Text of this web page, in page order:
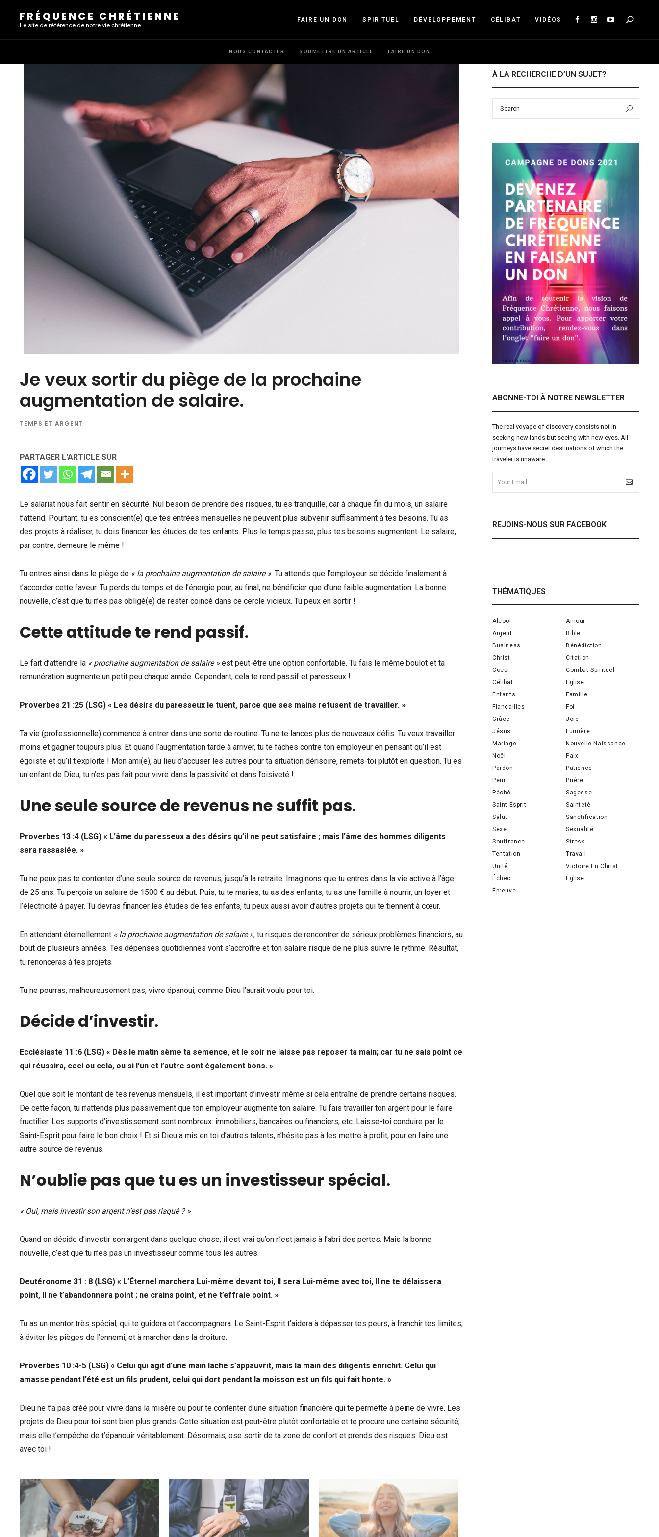
FRÉQUENCE CHRÉTIENNE
Le site de référence de notre vie chrétienne
FAIRE UN DON SPIRITUEL DÉVELOPPEMENT CÉLIBAT VIDÉOS
NOUS CONTACTER SOUMETTRE UN ARTICLE FAIRE UN DON
Je veux sortir du piège de la prochaine
augmentation de salaire.
TEMPS ET ARGENT
PARTAGER L'ARTICLE SUR
Le salariat nous fait sentir en sécurité. Nul besoin de prendre des risques, tu es tranquille, car à chaque fin du mois, un salaire
t’attend. Pourtant, tu es conscient(e) que tes entrées mensuelles ne peuvent plus subvenir suffisamment à tes besoins. Tu as
des projets à réaliser, tu dois financer les études de tes enfants. Plus le temps passe, plus tes besoins augmentent. Le salaire,
par contre, demeure le même !
Tu entres ainsi dans le piège de « la prochaine augmentation de salaire ». Tu attends que l’employeur se décide finalement à
t’accorder cette faveur. Tu perds du temps et de l’énergie pour, au final, ne bénéficier que d’une faible augmentation. La bonne
nouvelle, c’est que tu n’es pas obligé(e) de rester coincé dans ce cercle vicieux. Tu peux en sortir !
Cette attitude te rend passif.
Le fait d’attendre la « prochaine augmentation de salaire » est peut-être une option confortable. Tu fais le même boulot et ta
rémunération augmente un petit peu chaque année. Cependant, cela te rend passif et paresseux !
Proverbes 21 :25 (LSG) « Les désirs du paresseux le tuent, parce que ses mains refusent de travailler. »
Ta vie (professionnelle) commence à entrer dans une sorte de routine. Tu ne te lances plus de nouveaux défis. Tu veux travailler
moins et gagner toujours plus. Et quand l’augmentation tarde à arriver, tu te fâches contre ton employeur en pensant qu’il est
égoïste et qu’il t’exploite ! Mon ami(e), au lieu d’accuser les autres pour ta situation dérisoire, remets-toi plutôt en question. Tu es
un enfant de Dieu, tu n’es pas fait pour vivre dans la passivité et dans l’oisiveté !
Une seule source de revenus ne suffit pas.
Proverbes 13 :4 (LSG) « L’âme du paresseux a des désirs qu’il ne peut satisfaire ; mais l’âme des hommes diligents
sera rassasiée. »
Tu ne peux pas te contenter d’une seule source de revenus, jusqu’à la retraite. Imaginons que tu entres dans la vie active à l’âge
de 25 ans. Tu perçois un salaire de 1500 € au début. Puis, tu te maries, tu as des enfants, tu as une famille à nourrir, un loyer et
l’électricité à payer. Tu devras financer les études de tes enfants, tu peux aussi avoir d’autres projets qui te tiennent à cœur.
En attendant éternellement « la prochaine augmentation de salaire », tu risques de rencontrer de sérieux problèmes financiers, au
bout de plusieurs années. Tes dépenses quotidiennes vont s’accroître et ton salaire risque de ne plus suivre le rythme. Résultat,
tu renonceras à tes projets.
Tu ne pourras, malheureusement pas, vivre épanoui, comme Dieu l’aurait voulu pour toi.
Décide d’investir.
Ecclésiaste 11 :6 (LSG) « Dès le matin sème ta semence, et le soir ne laisse pas reposer ta main; car tu ne sais point ce
qui réussira, ceci ou cela, ou si l’un et l’autre sont également bons. »
Quel que soit le montant de tes revenus mensuels, il est important d’investir même si cela entraîne de prendre certains risques.
De cette façon, tu n’attends plus passivement que ton employeur augmente ton salaire. Tu fais travailler ton argent pour le faire
fructifier. Les supports d’investissement sont nombreux: immobiliers, bancaires ou financiers, etc. Laisse-toi conduire par le
Saint-Esprit pour faire le bon choix ! Et si Dieu a mis en toi d’autres talents, n’hésite pas à les mettre à profit, pour en faire une
autre source de revenus.
N’oublie pas que tu es un investisseur spécial.
« Oui, mais investir son argent n’est pas risqué ? »
Quand on décide d’investir son argent dans quelque chose, il est vrai qu’on n’est jamais à l’abri des pertes. Mais la bonne
nouvelle, c’est que tu n’es pas un investisseur comme tous les autres.
Deutéronome 31 : 8 (LSG) « L’Éternel marchera Lui-même devant toi, Il sera Lui-même avec toi, Il ne te délaissera
point, Il ne t’abandonnera point ; ne crains point, et ne t’effraie point. »
Tu as un mentor très spécial, qui te guidera et t’accompagnera. Le Saint-Esprit t’aidera à dépasser tes peurs, à franchir tes limites,
à éviter les pièges de l’ennemi, et à marcher dans la droiture.
Proverbes 10 :4-5 (LSG) « Celui qui agit d’une main lâche s’appauvrit, mais la main des diligents enrichit. Celui qui
amasse pendant l’été est un fils prudent, celui qui dort pendant la moisson est un fils qui fait honte. »
Dieu ne t’a pas créé pour vivre dans la misère ou pour te contenter d’une situation financière qui te permette à peine de vivre. Les
projets de Dieu pour toi sont bien plus grands. Cette situation est peut-être plutôt confortable et te procure une certaine sécurité,
mais elle t’empêche de t’épanouir véritablement. Désormais, ose sortir de ta zone de confort et prends des risques. Dieu est
avec toi !
À LA RECHERCHE D’UN SUJET?
ABONNE-TOI À NOTRE NEWSLETTER
The real voyage of discovery consists not in
seeking new lands but seeing with new eyes. All
journeys have secret destinations of which the
traveler is unaware.
REJOINS-NOUS SUR FACEBOOK
THÉMATIQUES
Alcool
Amour
Argent
Bible
Business
Bénédiction
Christ
Citation
Coeur
Combat Spirituel
Célibat
Eglise
Enfants
Famille
Fiançailles
Foi
Grâce
Joie
Jésus
Lumière
Mariage
Nouvelle Naissance
Noël
Paix
Pardon
Patience
Peur
Prière
Péché
Sagesse
Saint-Esprit
Sainteté
Salut
Sanctification
Sexe
Sexualité
Souffrance
Stress
Tentation
Travail
Unité
Victoire En Christ
Échec
Église
Épreuve